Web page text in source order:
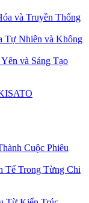
và Truyền Thống
Tự Nhiên và Không
và Sáng Tạo
Cuộc Phiêu
Tế Trong Từng Chi